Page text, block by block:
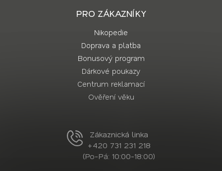
PRO ZÁKAZNÍKY
Nikopedie
Doprava a platba
Bonusový program
Dárkové poukazy
Centrum reklamací
Ověření věku
Zákaznická linka
+420 731 231 218
(Po-Pá: 10:00-18:00)